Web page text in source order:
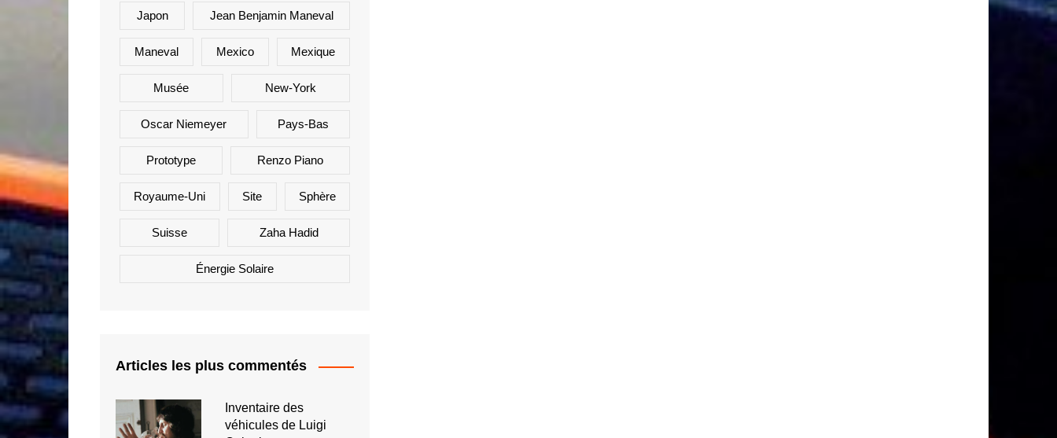
Japon Jean Benjamin Maneval
Maneval Mexico Mexique
Musée New-York
Oscar Niemeyer Pays-Bas
Prototype Renzo Piano
Royaume-Uni Site Sphère
Suisse Zaha Hadid
Énergie Solaire
Articles les plus commentés
Inventaire des
véhicules de Luigi